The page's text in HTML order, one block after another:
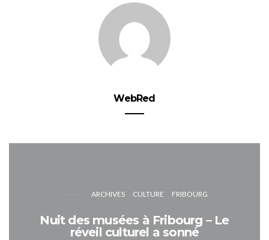
WebRed
ARCHIVES CULTURE FRIBOURG
Nuit des musées à Fribourg – Le
réveil culturel a sonné